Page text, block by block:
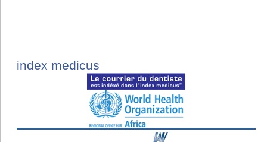
index medicus